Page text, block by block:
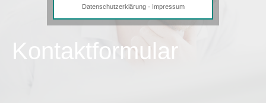
Kontaktformular
Notwendige Cookies
Diese Cookies sind erforderlich, um die
Tracking- und Targeting-Cookies
Datenschutzerklärung· Impressum